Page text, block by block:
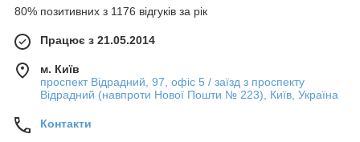
80% позитивних з 1176 відгуків за рік
Працює з 21.05.2014
м. Київ
проспект Відрадний, 97, офіс 5 / заїзд з проспекту
Відрадний (навпроти Нової Пошти № 223), Київ, Україна
Контакти